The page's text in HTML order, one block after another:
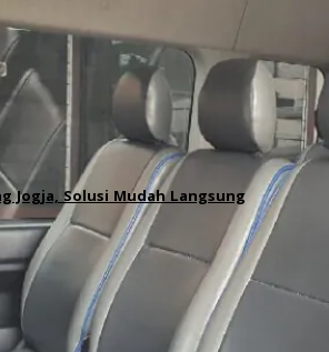
Jogja, Solusi Mudah Langsung